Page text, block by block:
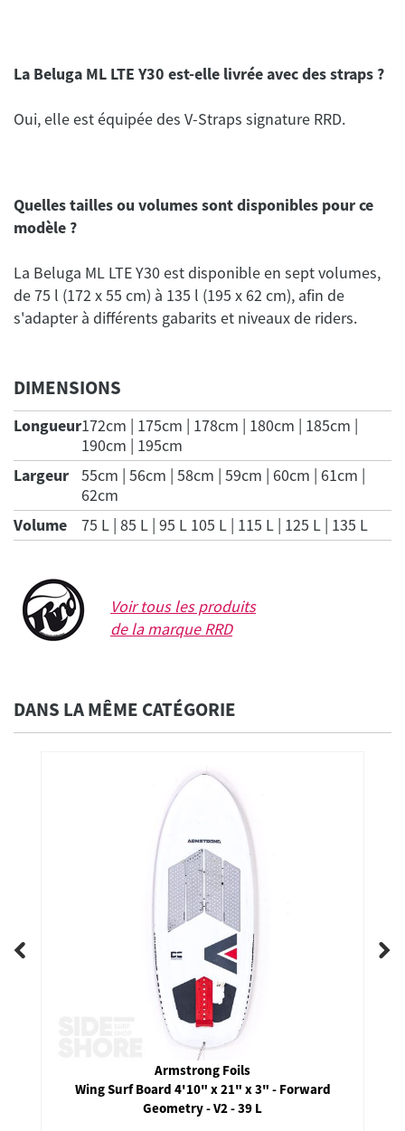
La Beluga ML LTE Y30 est-elle livrée avec des straps ?
Oui, elle est équipée des V-Straps signature RRD.
Quelles tailles ou volumes sont disponibles pour ce
modèle ?
La Beluga ML LTE Y30 est disponible en sept volumes,
de 75 l (172 x 55 cm) à 135 l (195 x 62 cm), afin de
s'adapter à différents gabarits et niveaux de riders.
DIMENSIONS
Longueur172cm | 175cm | 178cm | 180cm | 185cm |
190cm | 195cm
Largeur
55cm | 56cm | 58cm | 59cm | 60cm | 61cm |
62cm
Volume
75 L | 85 L | 95 L 105 L | 115 L | 125 L | 135 L
Voir tous les produits
de la marqueRRD
DANS LA MÊME CATÉGORIE
Sunova
Coaster Foilboard